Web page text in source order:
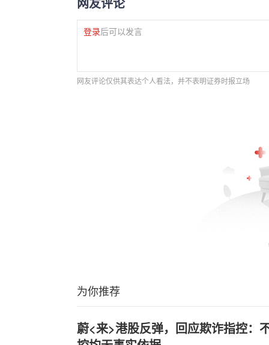
登录后可以发言
网友评论仅供其表达个人看法，并不表明证券时报立场
为你推荐
蔚<来>港股反弹，回应欺诈指控：